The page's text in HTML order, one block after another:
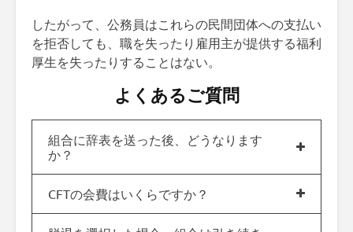
したがって、公務員はこれらの民間団体への支払い
を拒否しても、職を失ったり雇用主が提供する福利
厚生を失ったりすることはない。
よくあるご質問
組合に辞表を送った後、どうなります
か？
CFTの会費はいくらですか？